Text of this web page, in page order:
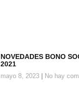
NOVEDADES BONO
2021
mayo 8, 2023 No hay